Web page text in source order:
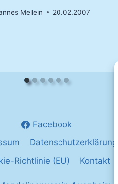
Mellein 20.02.2007
Facebook
Datenschutzerklärung
Richtlinie (EU)
Kontakt